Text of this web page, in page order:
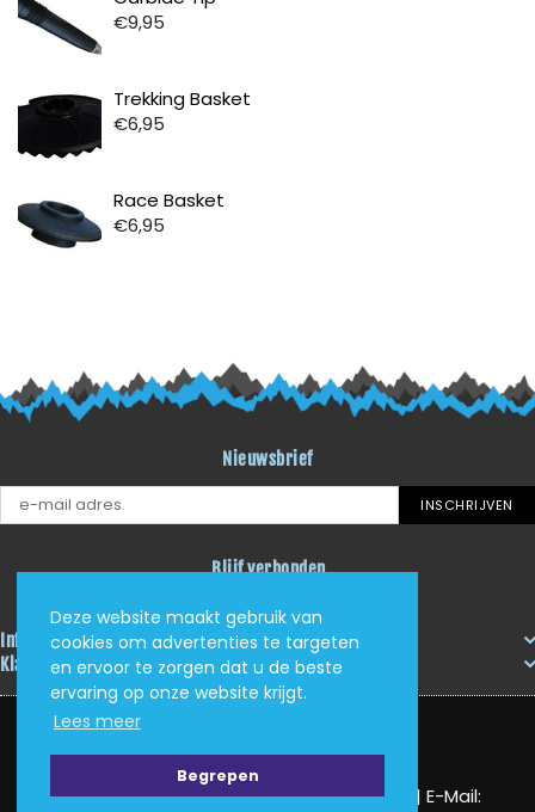
Deze website maakt gebruik van
cookies om advertenties te targeten
en ervoor te zorgen dat u de beste
ervaring op onze website krijgt.
Lees meer
Begrepen
€9,95
Trekking Basket
€6,95
Race Basket
€6,95
Nieuwsbrief
INSCHRIJVEN
Blijf verbonden
FacebookInstagram
YouTube
Informatie
Klantenservice
KVK: 62405705 | Tel: (+31) (0)625034408 | E-Mail: